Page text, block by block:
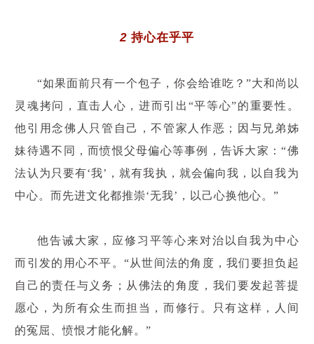
2持心在乎平
“如果面前只有一个包子，你会给谁吃？”大和尚以
灵魂拷问，直击人心，进而引出“平等心”的重要性。
他引用念佛人只管自己，不管家人作恶；因与兄弟姊
妹待遇不同，而愤恨父母偏心等事例，告诉大家：“佛
法认为只要有‘我’，就有我执，就会偏向我，以自我为
中心。而先进文化都推崇‘无我’，以己心换他心。”
他告诫大家，应修习平等心来对治以自我为中心
而引发的用心不平。“从世间法的角度，我们要担负起
自己的责任与义务；从佛法的角度，我们要发起菩提
愿心，为所有众生而担当，而修行。只有这样，人间
的冤屈、愤恨才能化解。”